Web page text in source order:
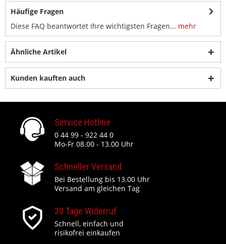
Häufige Fragen
Diese FAQ beantwortet Ihre wichtigsten Fragen... mehr
Ähnliche Artikel
Kunden kauften auch
Service Hotline
0 44 99 - 922 44 0
Mo-Fr 08.00 - 13.00 Uhr
Schneller Versand
Bei Bestellung bis 13.00 Uhr
Versand am gleichen Tag
30 Tage Widerruf
Schnell, einfach und
risikofrei einkaufen